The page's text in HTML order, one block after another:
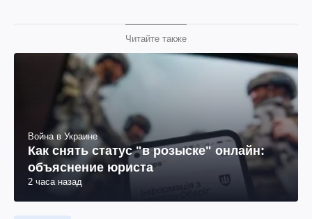
Читайте также
Война в Украине
Как снять статус "в розыске" онлайн:
объяснение юриста
2 часа назад